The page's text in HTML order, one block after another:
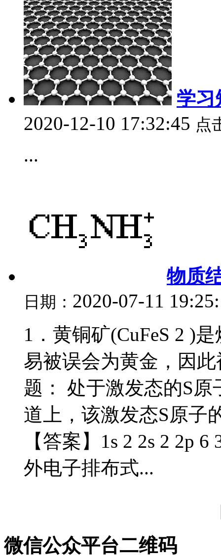
学习
2020-12-10 17:32:45 点
...
物质
日期： 2020-07-11
1．黄铜矿(CuFeS 2 )
易被误会为黄金，因
题： 处于激发态的S原
道上，该激发态S原子
【答案】1s 2 2s 2 2p
外电子排布式...
微信公众平台二维码